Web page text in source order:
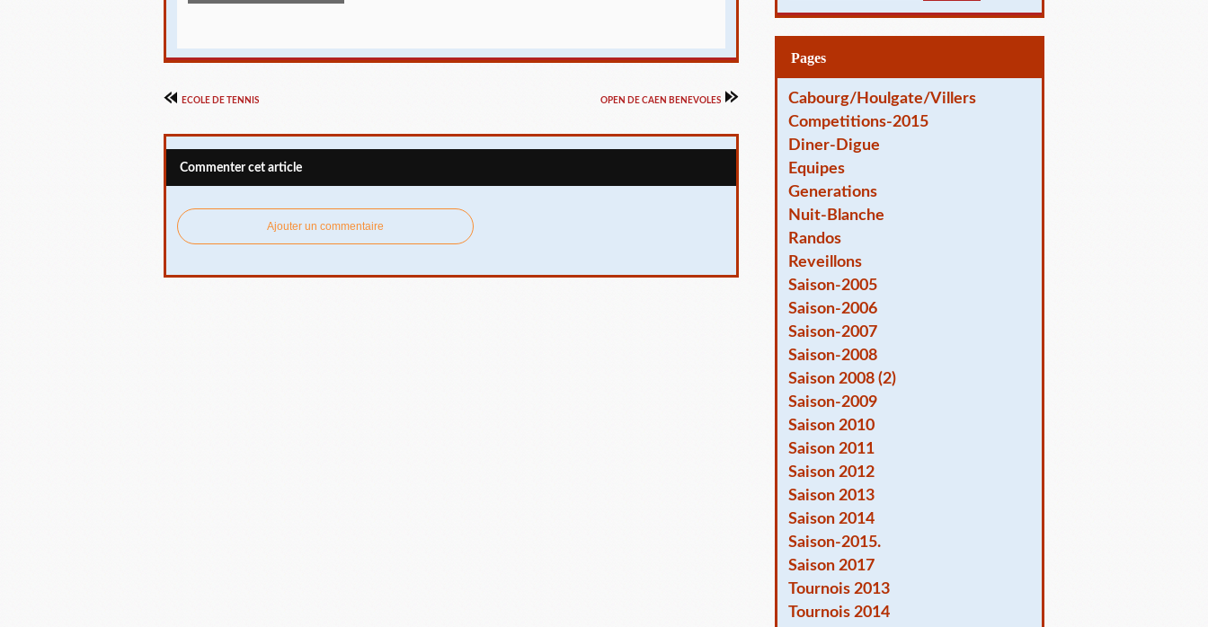
ECOLE DE TENNIS OPEN DE CAEN BENEVOLES
Commenter cet article
Ajouter un commentaire
a
i
Pages
Cabourg/Houlgate/Villers
Competitions-2015
Diner-Digue
Equipes
Generations
Nuit-Blanche
Randos
Reveillons
Saison-2005
Saison-2006
Saison-2007
Saison-2008
Saison 2008 (2)
Saison-2009
Saison 2010
Saison 2011
Saison 2012
Saison 2013
Saison 2014
Saison-2015.
Saison 2017
Tournois 2013
Tournois 2014